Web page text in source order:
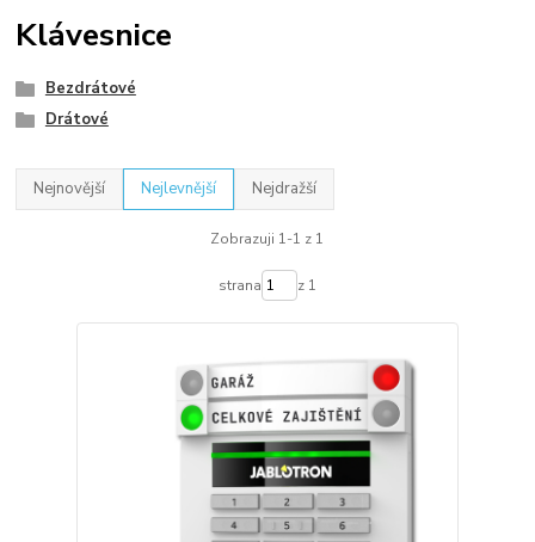
Klávesnice
Bezdrátové
Drátové
Nejnovější Nejlevnější Nejdražší
Zobrazuji 1-1 z 1
strana z 1